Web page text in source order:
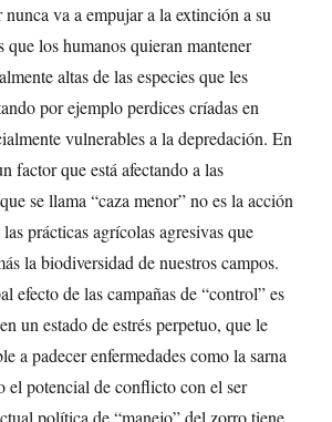
va a empujar a la extinción a su
que los humanos quieran mantener
altas de las especies que les
por ejemplo perdices críadas en
vulnerables a la depredación. En
factor que está afectando a las
se llama “caza menor” no es la acción
prácticas agrícolas agresivas que
la biodiversidad de nuestros campos.
efecto de las campañas de “control” es
un estado de estrés perpetuo, que le
a padecer enfermedades como la sarna
el potencial de conflicto con el ser
política de “manejo” del zorro tiene